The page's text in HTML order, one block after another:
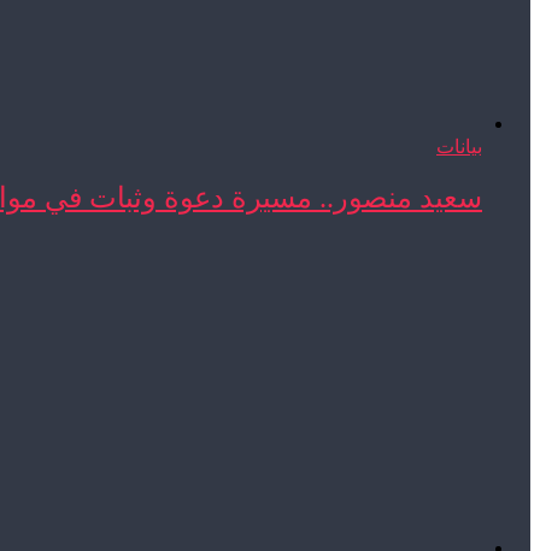
بيانات
سعيد منصور.. مسيرة دعوة وثبات في